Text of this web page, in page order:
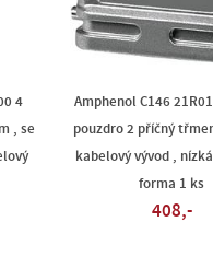
4
, se
Amphenol C146
pouzdro 2 příčný
kabelový vývod ,
forma 1 ks
408,-